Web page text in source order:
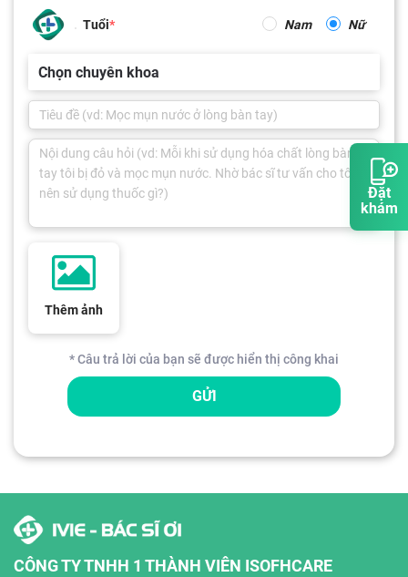
Đặt
khám
Tuổi Nam Nữ
Chọn chuyên khoa
Thêm ảnh
* Câu trả lời của bạn sẽ được hiển thị công khai
GỬI
CÔNG TY TNHH 1 THÀNH VIÊN ISOFHCARE